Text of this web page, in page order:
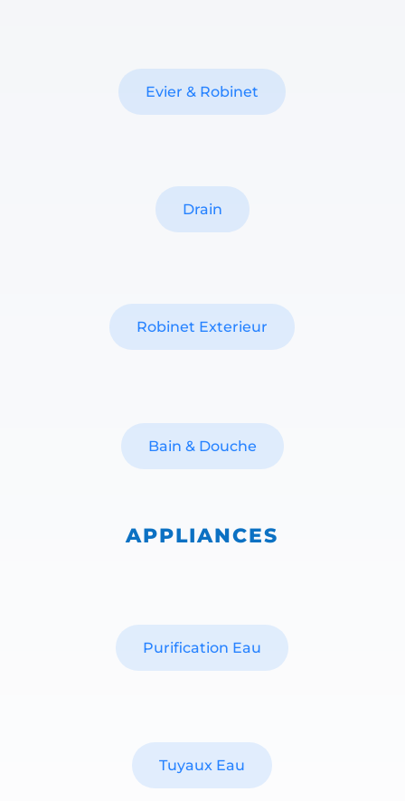
Evier & Robinet
Drain
Robinet Exterieur
Bain & Douche
APPLIANCES
Purification Eau
Tuyaux Eau